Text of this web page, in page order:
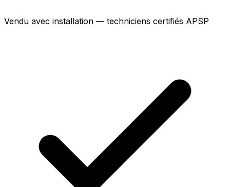
Vendu avec installation — techniciens certifiés APSP